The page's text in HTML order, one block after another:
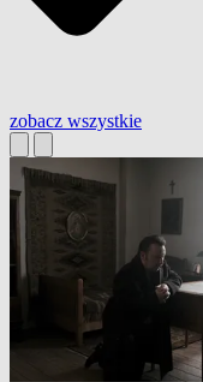
zobacz wszystkie